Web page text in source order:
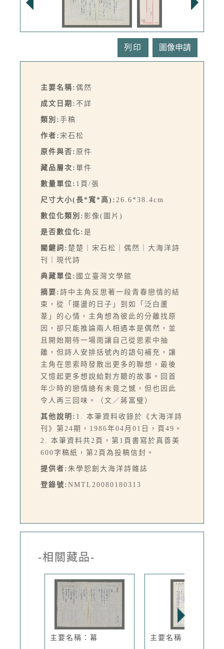
列印
主要名稱: 偶然
成文日期: 不詳
類別: 手稿
作者: 宋石松
原件與否: 原件
藏品層次: 單件
數量單位: 1頁/張
尺寸大小(長*寬*高): 26.6*38.4cm
數位化類別: 影像(圖片)
是否數位化: 是
關鍵詞: 楚楚｜宋石松｜偶然｜大海洋詩
刊｜現代詩
典藏單位: 國立臺灣文學館
摘要: 詩中主角反思著一段青春戀情的結
束，從「擺盪的日子」到如「泛白蘆
葦」的心情，主角想為彼此的分離找原
因，卻只能推論兩人相遇本是偶然，並
且開始期待一場雨讓自己從思索中抽
離，但詩人安排括號內的語句補充，讓
主角在思索時發散出更多的聯想，最後
又憶起更多想說給對方聽的故事。回首
年少時的戀情總有未竟之憾，但也因此
令人再三回味。（文／蔣富璧）
其他說明: 1. 本筆資料收錄於《大海洋詩
刊》第24期，1986年04月01日，頁49。
2. 本筆資料共2頁，第1頁書寫於真善美
600字稿紙，第2頁為投稿信封。
提供者: 朱學恕創大海洋詩雜誌
登錄號: NMTL20080180313
-相關藏品-
主要名稱：幕 主要名稱：紅楓